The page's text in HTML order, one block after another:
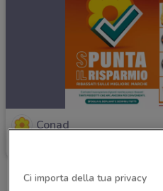
Conad
Ci importa della tua privacy